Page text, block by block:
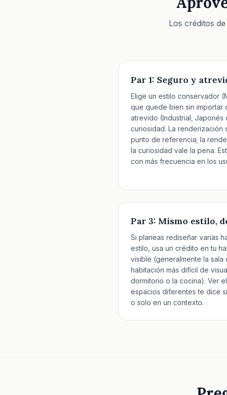
Los créditos
Par 1: Seguro y
Elige un estilo conservador
que quede bien sin importar
atrevido (Industrial, Japonés
curiosidad. La renderización
punto de referencia; la
la curiosidad vale la pena.
con más frecuencia en los
Par 3: Mismo estilo,
Si planeas rediseñar varias
estilo, usa un crédito en tu
visible (generalmente la
habitación más difícil de
dormitorio o la cocina). Ver
espacios diferentes te dice
o solo en un contexto.